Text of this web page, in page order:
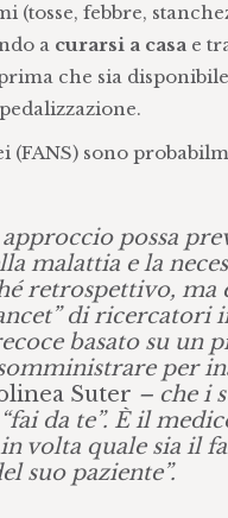
febbre,
a curarsi a casae
che sia
sono
possa
malattia e la
retrospettivo, ma
di ricercatori
basato su un
per
Suter – che i
da te”. È il
volta quale sia il
suo paziente”.